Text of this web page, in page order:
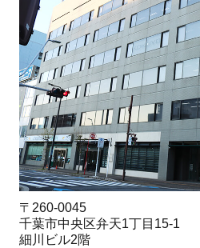
〒260-0045
千葉市中央区弁天1丁目15-1
細川ビル2階